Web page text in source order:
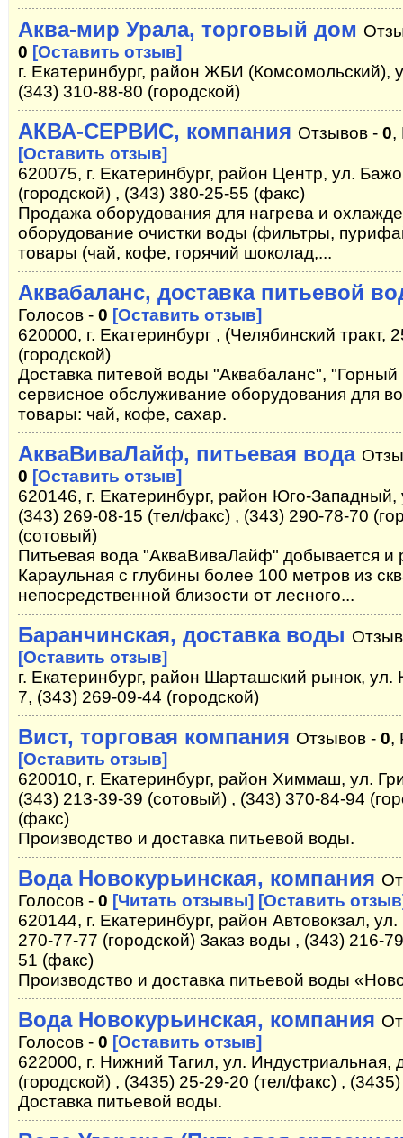
Аква-мир Урала, торговый дом
0 [Оставить отзыв]
г. Екатеринбург, район ЖБИ (Комсомольский),
(343) 310-88-80 (городской)
АКВА-СЕРВИС, компания Отзывов - 0,
[Оставить отзыв]
620075, г. Екатеринбург, район Центр, ул.
(городской) , (343) 380-25-55 (факс)
Продажа оборудования для нагрева и
оборудование очистки воды (фильтры,
товары (чай, кофе, горячий шоколад,...
Аквабаланс, доставка питьевой
Голосов - 0 [Оставить отзыв]
620000, г. Екатеринбург , (Челябинский тракт,
(городской)
Доставка питевой воды "Аквабаланс",
сервисное обслуживание оборудования для
товары: чай, кофе, сахар.
АкваВиваЛайф, питьевая вода
0 [Оставить отзыв]
620146, г. Екатеринбург, район Юго-
(343) 269-08-15 (тел/факс) , (343) 290-78-70
(сотовый)
Питьевая вода "АкваВиваЛайф" добывается и
Караульная с глубины более 100 метров из
непосредственной близости от лесного...
Баранчинская, доставка воды
[Оставить отзыв]
г. Екатеринбург, район Шарташский рынок,
7, (343) 269-09-44 (городской)
Вист, торговая компания Отзывов - 0,
[Оставить отзыв]
620010, г. Екатеринбург, район Химмаш, ул.
(343) 213-39-39 (сотовый) , (343) 370-84-94
(факс)
Производство и доставка питьевой воды.
Вода Новокурьинская, компания
Голосов - 0 [Читать отзывы] [Оставить
620144, г. Екатеринбург, район Автовокзал,
270-77-77 (городской) Заказ воды , (343) 216-
51 (факс)
Производство и доставка питьевой воды
Вода Новокурьинская, компания
Голосов - 0 [Оставить отзыв]
622000, г. Нижний Тагил, ул. Индустриальная,
(городской) , (3435) 25-29-20 (тел/факс) ,
Доставка питьевой воды.